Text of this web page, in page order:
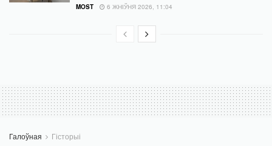
MOST 6 ЖНІЎНЯ 2026, 11:04
Галоўная Гісторыі